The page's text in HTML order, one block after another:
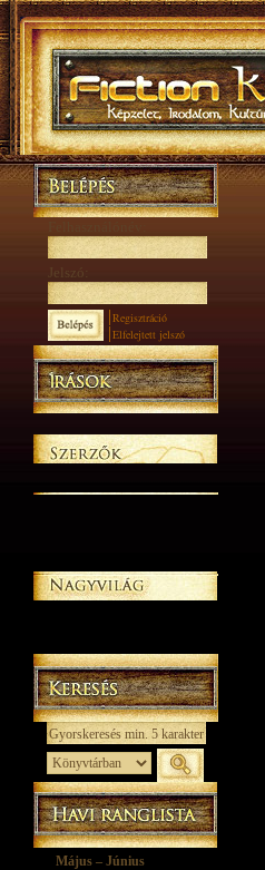
Jelszó:
Regisztráció
Elfelejtett jelszó
Május – Június